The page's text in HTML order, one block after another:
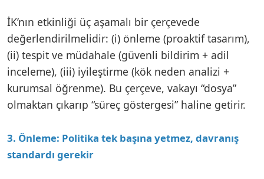
İK’nın etkinliği üç aşamalı bir çerçevede
değerlendirilmelidir: (i) önleme (proaktif tasarım),
(ii) tespit ve müdahale (güvenli bildirim + adil
inceleme), (iii) iyileştirme (kök neden analizi +
kurumsal öğrenme). Bu çerçeve, vakayı “dosya”
olmaktan çıkarıp “süreç göstergesi” haline getirir.
3. Önleme: Politika tek başına yetmez, davranış
standardı gerekir